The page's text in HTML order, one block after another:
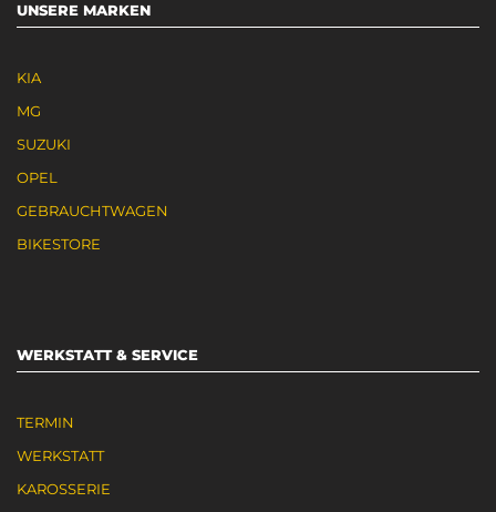
UNSERE MARKEN
KIA
MG
SUZUKI
OPEL
GEBRAUCHTWAGEN
BIKESTORE
WERKSTATT & SERVICE
TERMIN
WERKSTATT
KAROSSERIE